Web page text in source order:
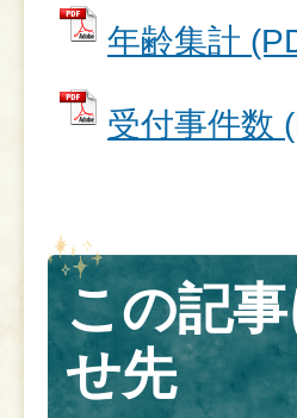
年齢集計
受付事件数
この記
せ先